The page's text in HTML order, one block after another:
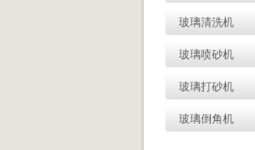
玻璃清洗机
玻璃喷砂机
玻璃打砂机
玻璃倒角机